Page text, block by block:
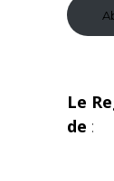
Le
de :